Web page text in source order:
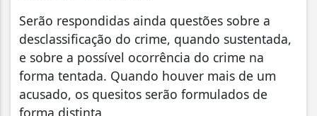
Serão respondidas ainda questões sobre a
desclassificação do crime, quando sustentada,
e sobre a possível ocorrência do crime na
forma tentada. Quando houver mais de um
acusado, os quesitos serão formulados de
forma distinta